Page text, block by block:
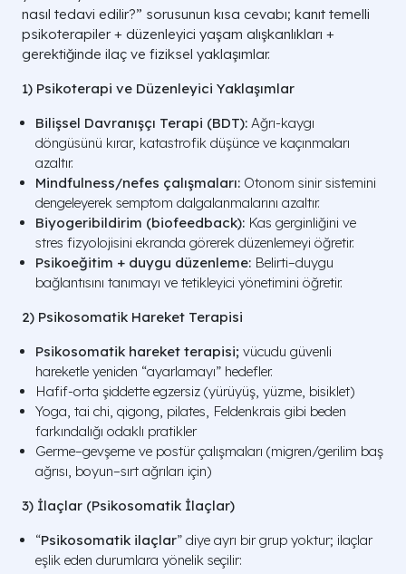
nasıl tedavi edilir?” sorusunun kısa cevabı; kanıt temelli
psikoterapiler + düzenleyici yaşam alışkanlıkları +
gerektiğinde ilaç ve fiziksel yaklaşımlar.
1) Psikoterapi ve Düzenleyici Yaklaşımlar
Bilişsel Davranışçı Terapi (BDT): Ağrı-kaygı
döngüsünü kırar, katastrofik düşünce ve kaçınmaları
azaltır.
Mindfulness/nefes çalışmaları: Otonom sinir sistemini
dengeleyerek semptom dalgalanmalarını azaltır.
Biyogeribildirim (biofeedback): Kas gerginliğini ve
stres fizyolojisini ekranda görerek düzenlemeyi öğretir.
Psikoeğitim + duygu düzenleme: Belirti–duygu
bağlantısını tanımayı ve tetikleyici yönetimini öğretir.
2) Psikosomatik Hareket Terapisi
Psikosomatik hareket terapisi; vücudu güvenli
hareketle yeniden “ayarlamayı” hedefler.
Hafif-orta şiddette egzersiz (yürüyüş, yüzme, bisiklet)
Yoga, tai chi, qigong, pilates, Feldenkrais gibi beden
farkındalığı odaklı pratikler
Germe–gevşeme ve postür çalışmaları (migren/gerilim baş
ağrısı, boyun–sırt ağrıları için)
3) İlaçlar (Psikosomatik İlaçlar)
“Psikosomatik ilaçlar” diye ayrı bir grup yoktur; ilaçlar
eşlik eden durumlara yönelik seçilir: